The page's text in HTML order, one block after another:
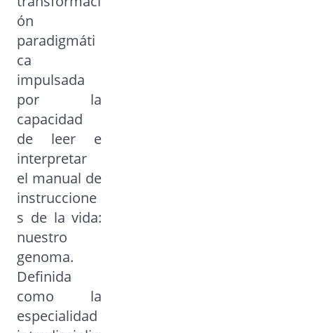
ón
paradigmáti
ca
impulsada
por la
capacidad
de leer e
interpretar
el manual de
instruccione
s de la vida:
nuestro
genoma.
Definida
como la
especialidad